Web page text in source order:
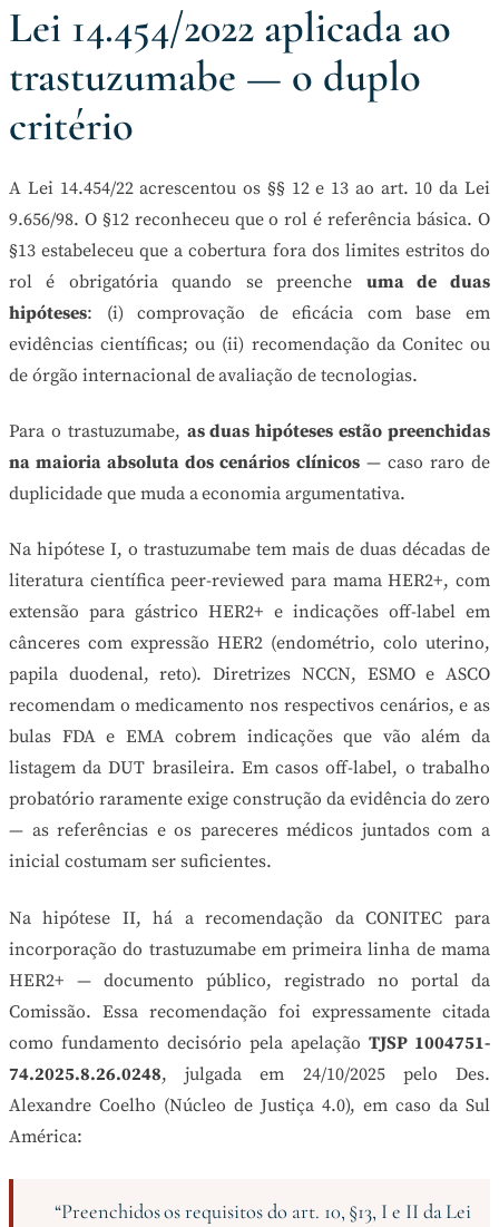
Lei 14.454/2022 aplicada ao
trastuzumabe — o duplo
critério
A Lei 14.454/22 acrescentou os §§ 12 e 13 ao art. 10 da Lei
9.656/98. O §12 reconheceu que o rol é referência básica. O
§13 estabeleceu que a cobertura fora dos limites estritos do
rol é obrigatória quando se preenche uma de duas
hipóteses: (i) comprovação de eficácia com base em
evidências científicas; ou (ii) recomendação da Conitec ou
de órgão internacional de avaliação de tecnologias.
Para o trastuzumabe, as duas hipóteses estão preenchidas
na maioria absoluta dos cenários clínicos— caso raro de
duplicidade que muda a economia argumentativa.
Na hipótese I, o trastuzumabe tem mais de duas décadas de
literatura científica peer-reviewed para mama HER2+, com
extensão para gástrico HER2+ e indicações off-label em
cânceres com expressão HER2 (endométrio, colo uterino,
papila duodenal, reto). Diretrizes NCCN, ESMO e ASCO
recomendam o medicamento nos respectivos cenários, e as
bulas FDA e EMA cobrem indicações que vão além da
listagem da DUT brasileira. Em casos off-label, o trabalho
probatório raramente exige construção da evidência do zero
— as referências e os pareceres médicos juntados com a
inicial costumam ser suficientes.
Na hipótese II, há a recomendação da CONITEC para
incorporação do trastuzumabe em primeira linha de mama
HER2+ — documento público, registrado no portal da
Comissão. Essa recomendação foi expressamente citada
como fundamento decisório pela apelação TJSP 1004751-
74.2025.8.26.0248, julgada em 24/10/2025 pelo Des.
Alexandre Coelho (Núcleo de Justiça 4.0), em caso da Sul
América:
“Preenchidos os requisitos do art. 10, §13, I e II da Lei